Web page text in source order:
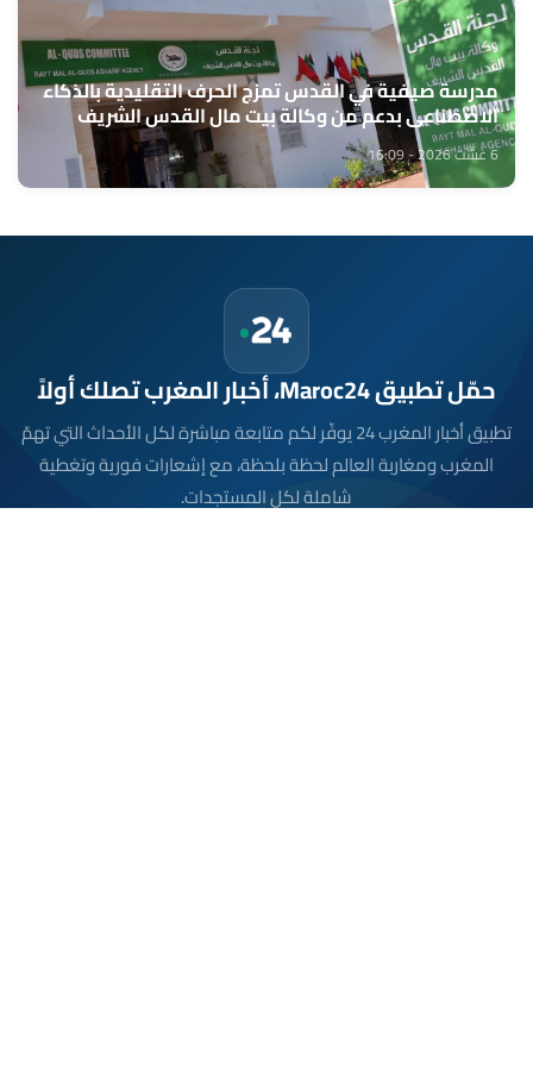
مدرسة صيفية في القدس تمزج الحرف التقليدية بالذكاء
الاصطناعي بدعم من وكالة بيت مال القدس الشريف
6 غشت 2026 - 16:09
حمّل تطبيق Maroc24، أخبار المغرب تصلك أولاً
تطبيق أخبار المغرب 24 يوفّر لكم متابعة مباشرة لكل الأحداث التي تهمّ
المغرب ومغاربة العالم لحظة بلحظة، مع إشعارات فورية وتغطية
شاملة لكل المستجدات.